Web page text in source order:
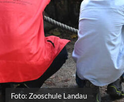
Foto: Zooschule Landau